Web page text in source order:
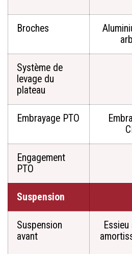
Broches
Système de
levage du
plateau
Embrayage PTO
Engagement
PTO
Suspension
Suspension
avant